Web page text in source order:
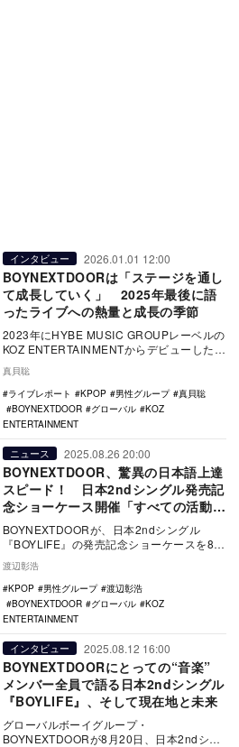
インタビュー 2026.01.01 12:00
BOYNEXTDOORは「ステージを通し
て成長していく」 2025年最後に語
ったライブへの熱量と成長の季節
2023年にHYBE MUSIC GROUPレーベルの
KOZ ENTERTAINMENTからデビューした6
真貝聡
ライブレポート
KPOP 男性グループ
真貝聡
BOYNEXTDOOR
グローバル
KOZ
ENTERTAINMENT
ニュース 2025.08.26 20:00
BOYNEXTDOOR、驚異の日本語上達
スピード！ 日本2ndシングル発売記
念ショーケース開催「すべての活動が
青春」
BOYNEXTDOORが、日本2ndシングル
『BOYLIFE』の発売記念ショーケースを8月
21日に豊洲PITで開催した。 昨…
渡辺彰浩
KPOP
男性グループ
渡辺彰浩
BOYNEXTDOOR
グローバル
KOZ
ENTERTAINMENT
インタビュー 2025.08.12 16:00
BOYNEXTDOORにとっての“音楽”
メンバー全員で語る日本2ndシングル
『BOYLIFE』、そして現在地と未来
グローバルボーイグループ・
BOYNEXTDOORが8月20日、日本2ndシン